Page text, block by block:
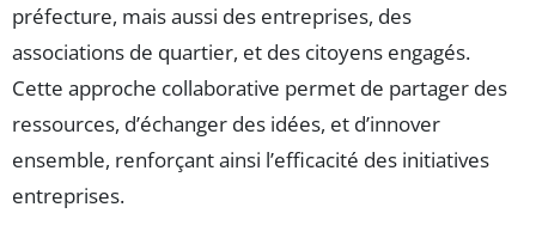
préfecture, mais aussi des entreprises, des
associations de quartier, et des citoyens engagés.
Cette approche collaborative permet de partager des
ressources, d’échanger des idées, et d’innover
ensemble, renforçant ainsi l’efficacité des initiatives
entreprises.